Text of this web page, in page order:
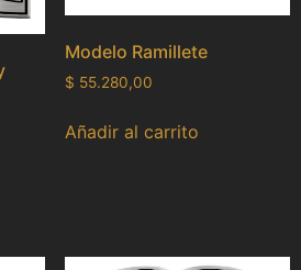
Modelo Ramillete
$ 55.280,00
Añadir al carrito